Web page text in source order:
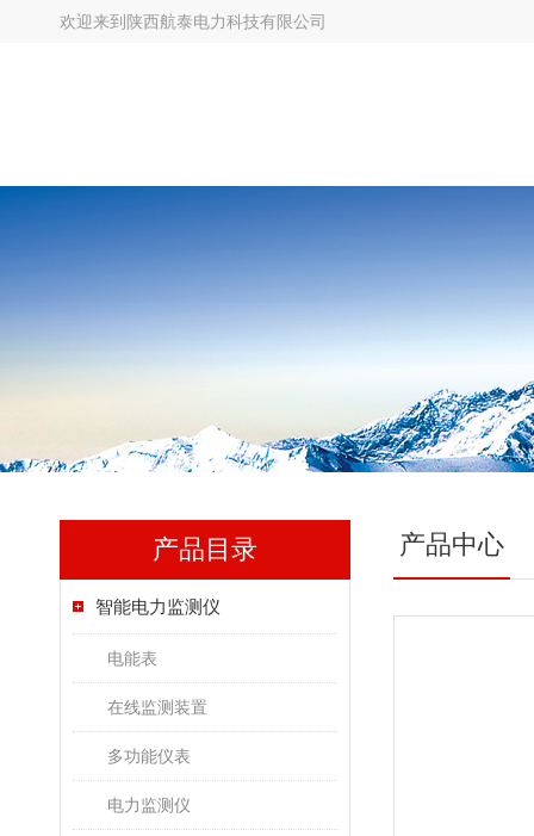
欢迎来到 陕西航泰电力科技有限公司
产品目录
智能电力监测仪
电能表
在线监测装置
多功能仪表
电力监测仪
产品中心